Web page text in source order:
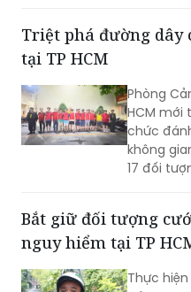
tại một
trên địa
Triệt phá đường dây
tại TP HCM
Phòng
HCM
không
17 đối
Bắt giữ đối tượng